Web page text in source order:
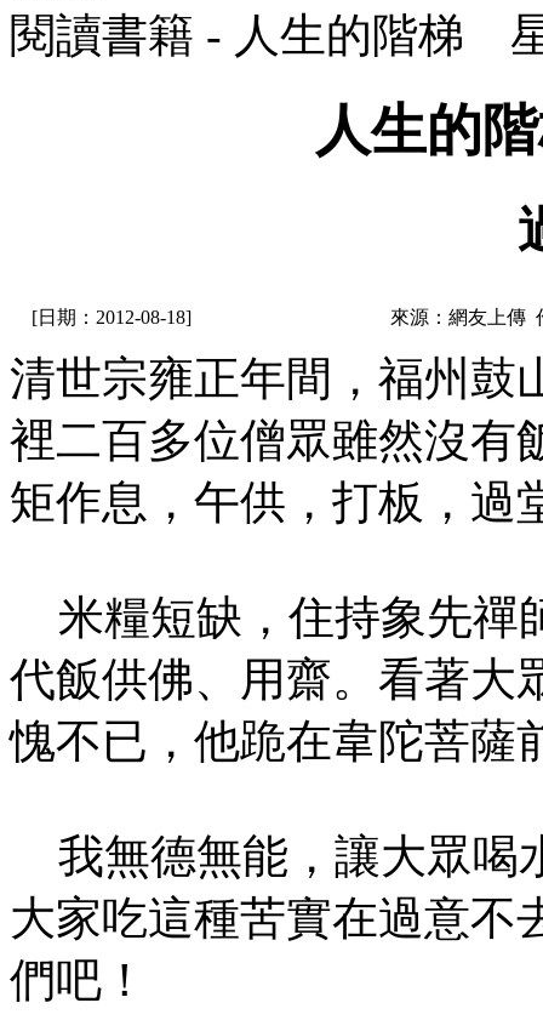
閱讀書籍 - 人生的階梯
人生的
[日期：2012-08-18] 來源：網友上傳
清世宗雍正年間，福州鼓
裡二百多位僧眾雖然沒有
矩作息，午供，打板，過
米糧短缺，住持象先禪
代飯供佛、用齋。看著大
愧不已，他跪在韋陀菩薩
我無德無能，讓大眾喝
大家吃這種苦實在過意不
們吧！